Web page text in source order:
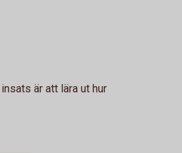
är att lära ut hur